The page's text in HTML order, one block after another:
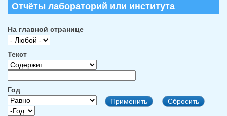
Отчёты лабораторий или института
На главной странице
Текст
Год
Год
Год